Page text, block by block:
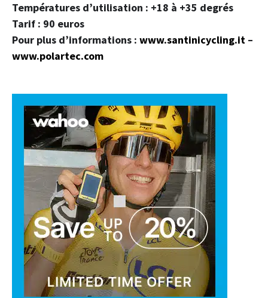
Températures d’utilisation : +18 à +35 degrés
Tarif : 90 euros
Pour plus d’informations : www.santinicycling.it –
www.polartec.com